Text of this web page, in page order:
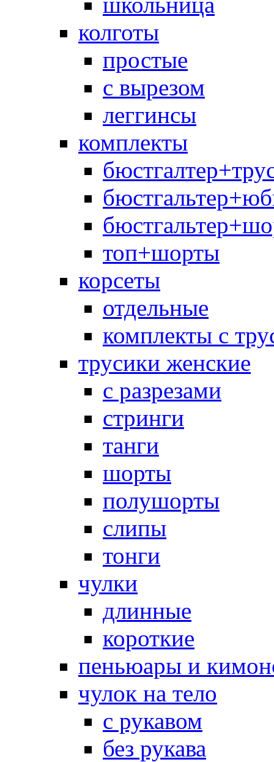
колготы
простые
с вырезом
леггинсы
комплекты
топ+шорты
корсеты
отдельные
комплекты с
трусики женские
с разрезами
стринги
танги
шорты
полушорты
слипы
тонги
чулки
длинные
короткие
пеньюары и
чулок на тело
с рукавом
без рукава